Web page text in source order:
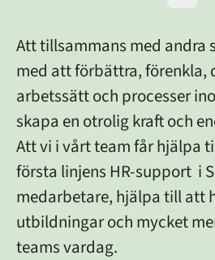
Att tillsammans med andra
med att förbättra, förenkla,
arbetssätt och processer
skapa en otrolig kraft och
Att vi i vårt team får hjälpa
första linjens HR-support i
medarbetare, hjälpa till att
utbildningar och mycket
teams vardag.